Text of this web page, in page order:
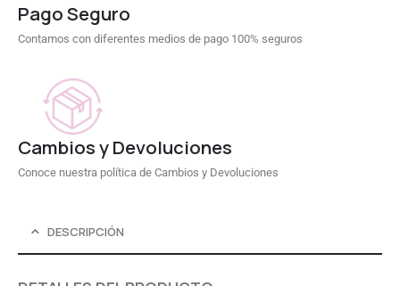
Pago Seguro
Contamos con diferentes medios de pago 100% seguros
Cambios y Devoluciones
Conoce nuestra política de Cambios y Devoluciones
DESCRIPCIÓN